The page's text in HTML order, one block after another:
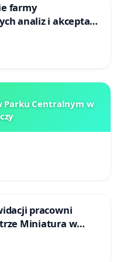
farmy
analiz i akceptacji
Parku Centralnym w
pracowni
Miniatura w